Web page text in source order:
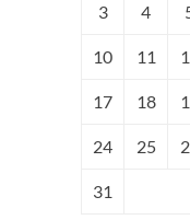
3 4
10 11
17 18
24 25
31